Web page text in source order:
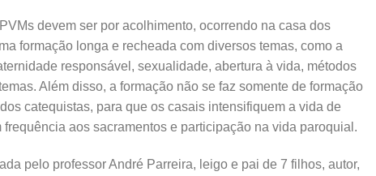
devem ser por acolhimento, ocorrendo na casa dos
formação longa e recheada com diversos temas, como a
responsável, sexualidade, abertura à vida, métodos
Além disso, a formação não se faz somente de formação
catequistas, para que os casais intensifiquem a vida de
aos sacramentos e participação na vida paroquial.
pelo professor André Parreira, leigo e pai de 7 filhos, autor,